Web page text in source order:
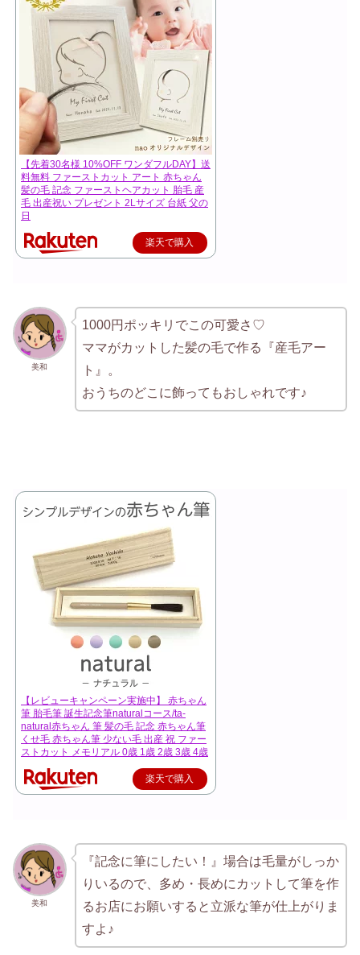
【先着30名様 10%OFF ワンダフルDAY】送
料無料 ファーストカット アート 赤ちゃん
髪の毛 記念 ファーストヘアカット 胎毛 産
毛 出産祝い プレゼント 2Lサイズ 台紙 父の
日
楽天で購入
美和
1000円ポッキリでこの可愛さ♡
ママがカットした髪の毛で作る『産毛アー
ト』。
おうちのどこに飾ってもおしゃれです♪
【レビューキャンペーン実施中】 赤ちゃん
筆 胎毛筆 誕生記念筆naturalコース/ta-
natural赤ちゃん 筆 髪の毛 記念 赤ちゃん筆
くせ毛 赤ちゃん筆 少ない毛 出産 祝 ファー
ストカット メモリアル 0歳 1歳 2歳 3歳 4歳
楽天で購入
美和
『記念に筆にしたい！』場合は毛量がしっか
りいるので、多め・長めにカットして筆を作
るお店にお願いすると立派な筆が仕上がりま
すよ♪